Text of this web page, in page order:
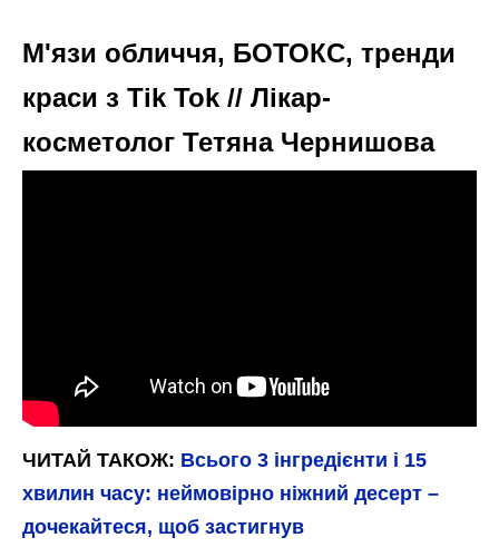
М'язи обличчя, БОТОКС, тренди
краси з Tik Tok // Лікар-
косметолог Тетяна Чернишова
ЧИТАЙ ТАКОЖ: Всього 3 інгредієнти і 15
хвилин часу: неймовірно ніжний десерт –
дочекайтеся, щоб застигнув